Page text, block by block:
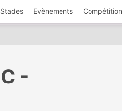
Stades Evènements
-